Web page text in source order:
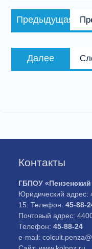
Навигация
по
Предыдущая
Далее
Контакты
ГБПОУ
Юридический адрес:
15. Телефон:45-88-
Почтовый адрес:
Телефон:45-88-24
e-mail: